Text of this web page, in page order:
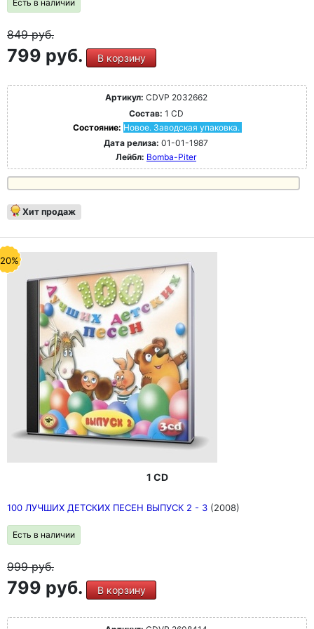
Есть в наличии
849руб.
799 руб. В корзину
Артикул: CDVP 2032662
Состав: 1 CD
Состояние: Новое. Заводская упаковка.
Дата релиза: 01-01-1987
Лейбл: Bomba-Piter
Хит продаж
1 CD
100 ЛУЧШИХ ДЕТСКИХ ПЕСЕН ВЫПУСК 2 - 3 (2008)
Есть в наличии
999руб.
799 руб. В корзину